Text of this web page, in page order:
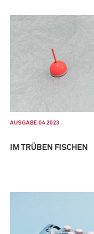
AUSGABE 04 2023
IM TRÜBEN FISCHEN